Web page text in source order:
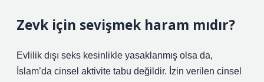
Zevk için sevişmek haram mıdır?
Evlilik dışı seks kesinlikle yasaklanmış olsa da,
İslam’da cinsel aktivite tabu değildir. İzin verilen cinsel